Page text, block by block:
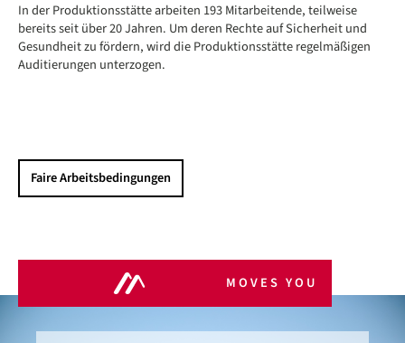
In der Produktionsstätte arbeiten 193 Mitarbeitende, teilweise
bereits seit über 20 Jahren. Um deren Rechte auf Sicherheit und
Gesundheit zu fördern, wird die Produktionsstätte regelmäßigen
Auditierungen unterzogen.
Faire Arbeitsbedingungen
MOVES YOU